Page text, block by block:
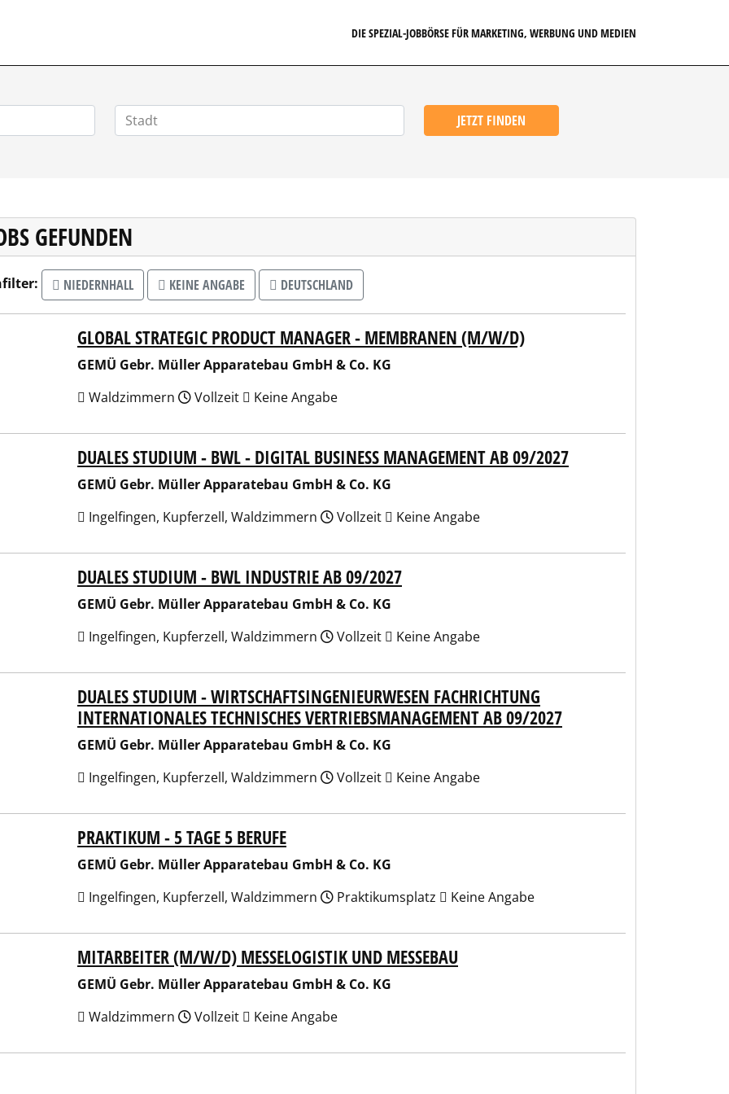
DIE SPEZIAL-JOBBÖRSE FÜR MARKETING, WERBUNG UND MEDIEN
JETZT FINDEN
GEFUNDEN
NIEDERNHALL KEINE ANGABE DEUTSCHLAND
Gebr. Müller Apparatebau GmbH & Co. KG
GLOBAL STRATEGIC PRODUCT MANAGER - MEMBRANEN (M/W/D)
GEMÜ Gebr. Müller Apparatebau GmbH & Co. KG
Waldzimmern
Vollzeit Keine Angabe
Gebr. Müller Apparatebau GmbH & Co. KG
DUALES STUDIUM - BWL - DIGITAL BUSINESS MANAGEMENT AB 09/2027
GEMÜ Gebr. Müller Apparatebau GmbH & Co. KG
Ingelfingen, Kupferzell, Waldzimmern
Vollzeit Keine Angabe
Gebr. Müller Apparatebau GmbH & Co. KG
DUALES STUDIUM - BWL INDUSTRIE AB 09/2027
GEMÜ Gebr. Müller Apparatebau GmbH & Co. KG
Ingelfingen, Kupferzell, Waldzimmern
Vollzeit Keine Angabe
Gebr. Müller Apparatebau GmbH & Co. KG
DUALES STUDIUM - WIRTSCHAFTSINGENIEURWESEN FACHRICHTUNG
INTERNATIONALES TECHNISCHES VERTRIEBSMANAGEMENT AB 09/2027
GEMÜ Gebr. Müller Apparatebau GmbH & Co. KG
Ingelfingen, Kupferzell, Waldzimmern
Vollzeit Keine Angabe
Gebr. Müller Apparatebau GmbH & Co. KG
PRAKTIKUM - 5 TAGE 5 BERUFE
GEMÜ Gebr. Müller Apparatebau GmbH & Co. KG
Ingelfingen, Kupferzell, Waldzimmern
Praktikumsplatz Keine Angabe
Gebr. Müller Apparatebau GmbH & Co. KG
MITARBEITER (M/W/D) MESSELOGISTIK UND MESSEBAU
GEMÜ Gebr. Müller Apparatebau GmbH & Co. KG
Waldzimmern
Vollzeit Keine Angabe